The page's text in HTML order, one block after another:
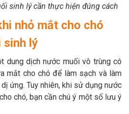
sinh lý cần thực hiện đúng cách
nhỏ mắt cho chó
sinh lý
dung dịch nước muối vô trùng có
mắt cho chó để làm sạch và làm
ứng. Tuy nhiên, khi sử dụng nước
chó, bạn cần chú ý một số lưu ý